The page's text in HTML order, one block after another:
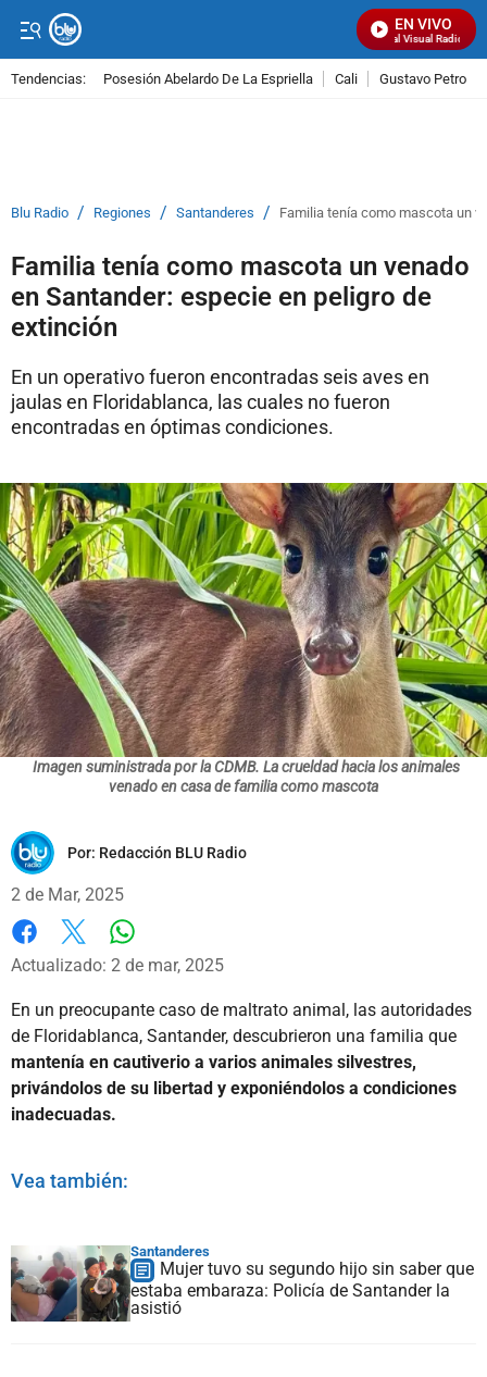
EN VIVO
Señal Visual Radio
Tendencias: Posesión Abelardo De La Espriella Cali Gustavo Petro
Blu Radio / Regiones / Santanderes / Familia tenía como mascota un
Familia tenía como mascota un venado
en Santander: especie en peligro de
extinción
En un operativo fueron encontradas seis aves en
jaulas en Floridablanca, las cuales no fueron
encontradas en óptimas condiciones.
Imagen suministrada por la CDMB. La crueldad hacia los animales
venado en casa de familia como mascota
Por: Redacción BLU Radio
2 de Mar, 2025
Facebook
X
Actualizado: 2 de mar, 2025
En un preocupante caso de maltrato animal, las autoridades
de Floridablanca, Santander, descubrieron una familia que
mantenía en cautiverio a varios animales silvestres,
privándolos de su libertad y exponiéndolos a condiciones
inadecuadas.
Vea también:
Santanderes
Mujer tuvo su segundo hijo sin saber que
estaba embaraza: Policía de Santander la
asistió